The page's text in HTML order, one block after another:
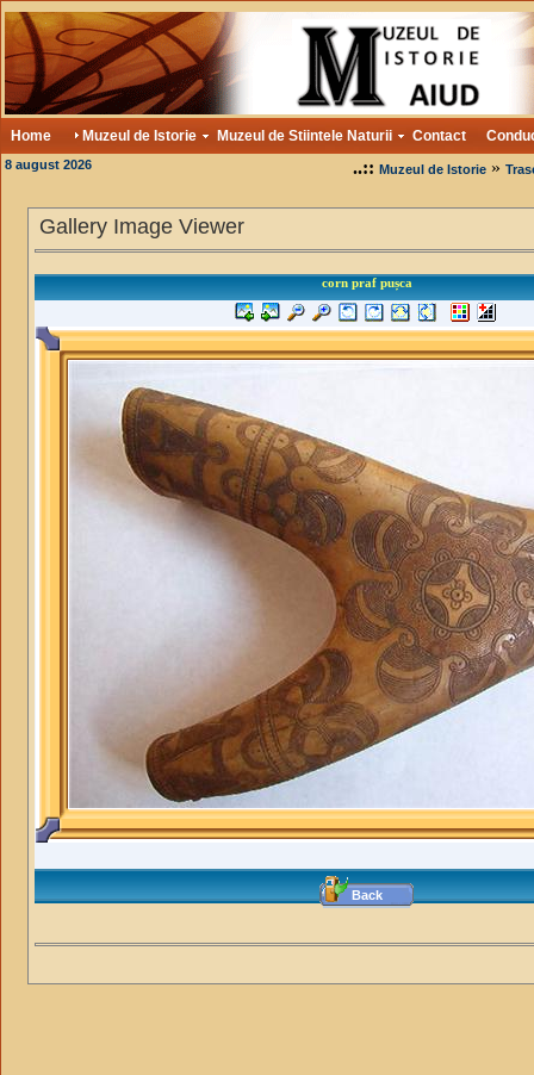
Home Muzeul de Istorie Muzeul de Stiintele Naturii Contact
8 august 2026 ..:: Muzeul de Istorie»
Gallery Image Viewer
corn praf pușca